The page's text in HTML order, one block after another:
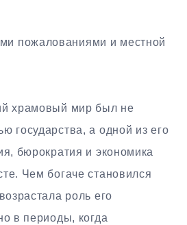
пожалованиями и местной
храмовый мир был не
государства, а одной из его
бюрократия и экономика
Чем богаче становился
роль его
в периоды, когда